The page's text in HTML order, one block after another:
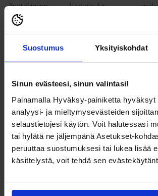
Suostumus Yksityiskohdat
Sinun evästeesi, sinun valintasi!
Painamalla Hyväksy-painiketta hyväksyt
analyysi- ja mieltymysevästeiden
selaustietojesi käytön. Voit halutessasi
tai hylätä ne jäljempänä Asetukset-
peruuttaa suostumuksesi tai lukea lisää
käsittelystä, voit tehdä sen
Tuotekuvaus Tuotetiedot
- Pehmeä, neulottu laatu
- Pyöristetty kaula-aukko
Mallin pituus on 171 cm ja hänellä on päällä koko S.
Tuotekuvaus
Hieno neulemekko.
- Pehmeä, neulottu laatu
- Pyöristetty kaula-aukko